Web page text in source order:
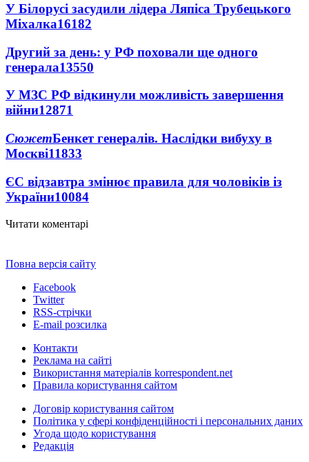
У Білорусі засудили лідера Ляпіса Трубецького
Міхалка16182
Другий за день: у РФ поховали ще одного
генерала13550
У МЗС РФ відкинули можливість завершення
війни12871
СюжетБенкет генералів. Наслідки вибуху в
Москві11833
ЄС відзавтра змінює правила для чоловіків із
України10084
Читати коментарі
Повна версія сайту
Facebook
Twitter
RSS-стрічки
E-mail розсилка
Контакти
Реклама на сайті
Використання матеріалів korrespondent.net
Правила користування сайтом
Договір користування сайтом
Політика у сфері конфіденційності і персональних даних
Угода щодо користування
Редакція